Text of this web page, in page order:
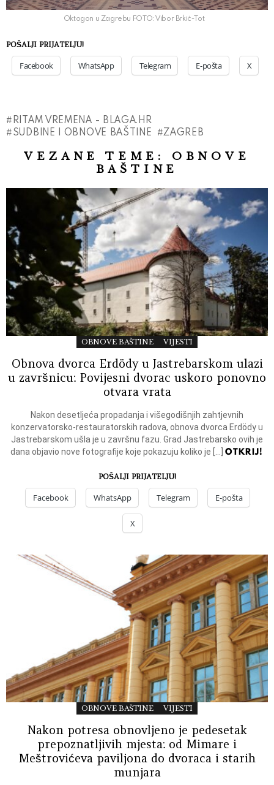
Oktogon u Zagrebu FOTO: Vibor Brkić-Tot
POŠALJI PRIJATELJU!
Facebook WhatsApp Telegram E-pošta X
RITAM VREMENA - BLAGA.HR
SUDBINE I OBNOVE BAŠTINE
ZAGREB
VEZANE TEME: OBNOVE
BAŠTINE
OBNOVE BAŠTINE VIJESTI
Obnova dvorca Erdödy u Jastrebarskom ulazi
u završnicu: Povijesni dvorac uskoro ponovno
otvara vrata
Nakon desetljeća propadanja i višegodišnjih zahtjevnih
konzervatorsko-restauratorskih radova, obnova dvorca Erdödy u
Jastrebarskom ušla je u završnu fazu. Grad Jastrebarsko ovih je
dana objavio nove fotografije koje pokazuju koliko je […]OTKRIJ!
POŠALJI PRIJATELJU!
Facebook WhatsApp Telegram E-pošta
X
OBNOVE BAŠTINE VIJESTI
Nakon potresa obnovljeno je pedesetak
prepoznatljivih mjesta: od Mimare i
Meštrovićeva paviljona do dvoraca i starih
munjara